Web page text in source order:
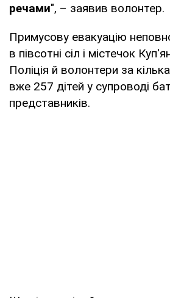
речами", – заявив волонтер.
Примусову евакуацію
в півсотні сіл і містечок
Поліція й волонтери за
вже 257 дітей у супроводі
представників.